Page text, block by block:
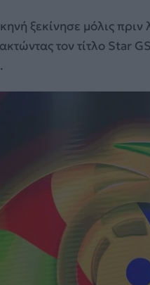
ξεκίνησε μόλις πριν
τον τίτλο Star